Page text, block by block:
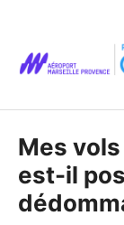
Mes
est-il